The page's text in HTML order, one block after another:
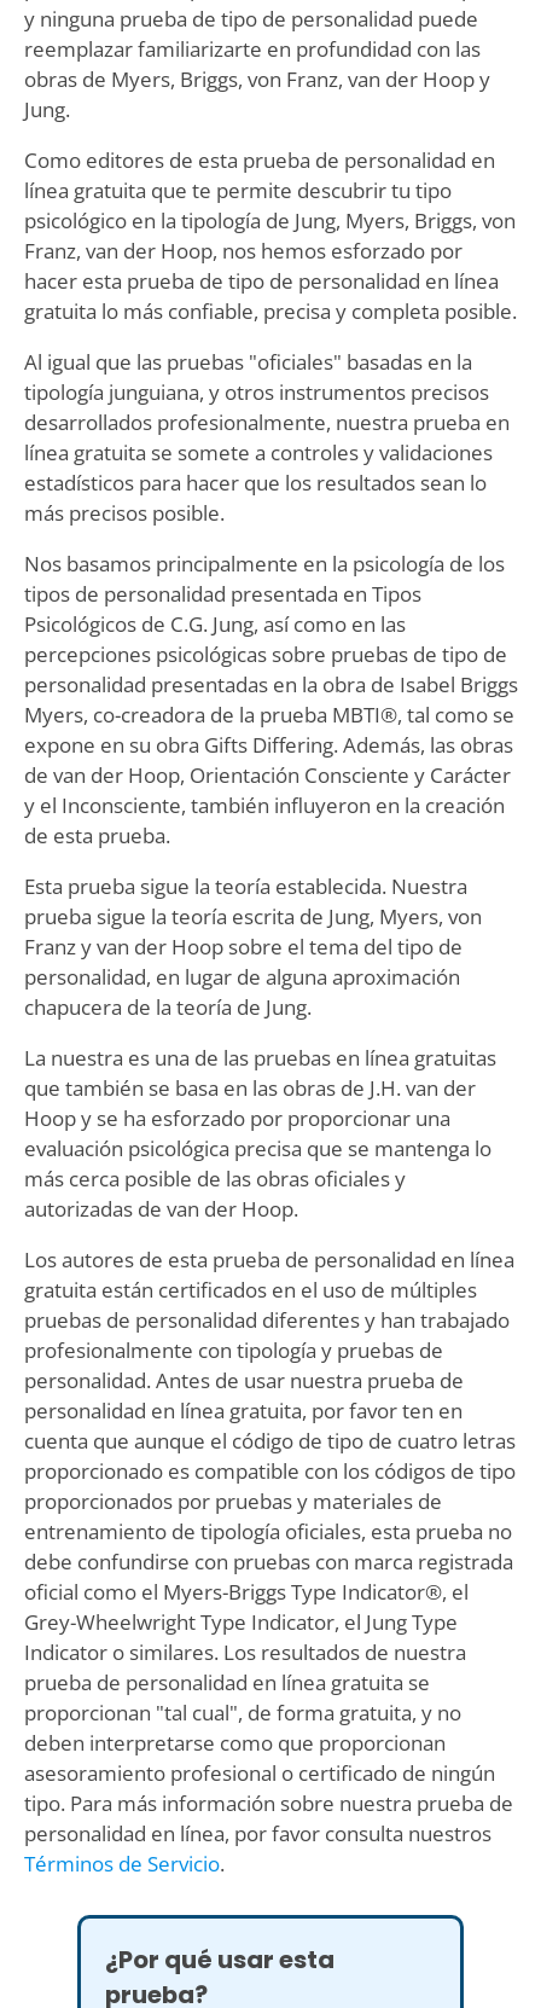
y ninguna prueba de tipo de personalidad puede
reemplazar familiarizarte en profundidad con las
obras de Myers, Briggs, von Franz, van der Hoop y
Jung.
Como editores de esta prueba de personalidad en
línea gratuita que te permite descubrir tu tipo
psicológico en la tipología de Jung, Myers, Briggs, von
Franz, van der Hoop, nos hemos esforzado por
hacer esta prueba de tipo de personalidad en línea
gratuita lo más confiable, precisa y completa posible.
Al igual que las pruebas "oficiales" basadas en la
tipología junguiana, y otros instrumentos precisos
desarrollados profesionalmente, nuestra prueba en
línea gratuita se somete a controles y validaciones
estadísticos para hacer que los resultados sean lo
más precisos posible.
Nos basamos principalmente en la psicología de los
tipos de personalidad presentada en Tipos
Psicológicos de C.G. Jung, así como en las
percepciones psicológicas sobre pruebas de tipo de
personalidad presentadas en la obra de Isabel Briggs
Myers, co-creadora de la prueba MBTI®, tal como se
expone en su obra Gifts Differing. Además, las obras
de van der Hoop, Orientación Consciente y Carácter
y el Inconsciente, también influyeron en la creación
de esta prueba.
Esta prueba sigue la teoría establecida. Nuestra
prueba sigue la teoría escrita de Jung, Myers, von
Franz y van der Hoop sobre el tema del tipo de
personalidad, en lugar de alguna aproximación
chapucera de la teoría de Jung.
La nuestra es una de las pruebas en línea gratuitas
que también se basa en las obras de J.H. van der
Hoop y se ha esforzado por proporcionar una
evaluación psicológica precisa que se mantenga lo
más cerca posible de las obras oficiales y
autorizadas de van der Hoop.
Los autores de esta prueba de personalidad en línea
gratuita están certificados en el uso de múltiples
pruebas de personalidad diferentes y han trabajado
profesionalmente con tipología y pruebas de
personalidad. Antes de usar nuestra prueba de
personalidad en línea gratuita, por favor ten en
cuenta que aunque el código de tipo de cuatro letras
proporcionado es compatible con los códigos de tipo
proporcionados por pruebas y materiales de
entrenamiento de tipología oficiales, esta prueba no
debe confundirse con pruebas con marca registrada
oficial como el Myers-Briggs Type Indicator®, el
Grey-Wheelwright Type Indicator, el Jung Type
Indicator o similares. Los resultados de nuestra
prueba de personalidad en línea gratuita se
proporcionan "tal cual", de forma gratuita, y no
deben interpretarse como que proporcionan
asesoramiento profesional o certificado de ningún
tipo. Para más información sobre nuestra prueba de
personalidad en línea, por favor consulta nuestros
Términos de Servicio.
¿Por qué usar esta
prueba?